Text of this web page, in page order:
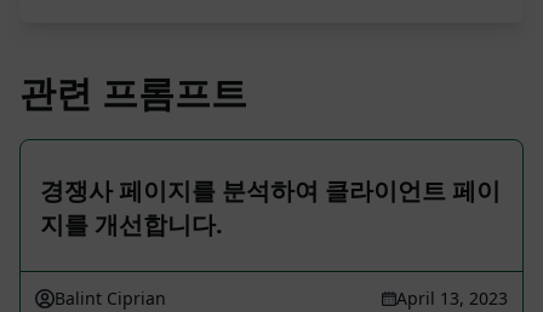
관련 프롬프트
경쟁사 페이지를 분석하여 클라이언트 페이
지를 개선합니다.
Balint Ciprian April 13, 2023